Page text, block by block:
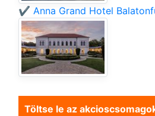
✔️ Anna Grand Hotel
Töltse le az